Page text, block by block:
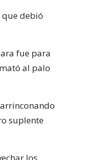
que debió
fue para
al palo
suplente